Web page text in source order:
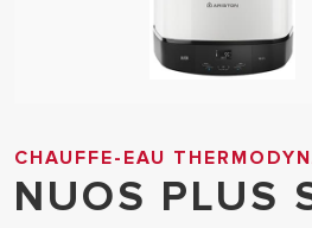
CHAUFFE-EAU
NUOS PLUS